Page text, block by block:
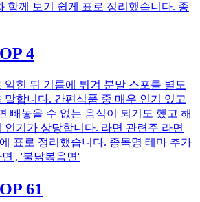
함께 보기 쉽게 표로 정리했습니다. 종
4
익힌 뒤 기름에 튀겨 분말 스포를 별도
말합니다. 간편식품 중 매우 인기 있고
빼놓을 수 없는 음식이 되기도 했고 해
인기가 상당합니다. 라면 관련주 라면
표로 정리했습니다. 종목명 테마 추가
', '불닭볶음면'
61